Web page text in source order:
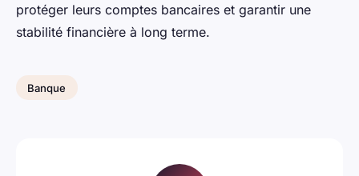
protéger leurs comptes bancaires et garantir une
stabilité financière à long terme.
Banque